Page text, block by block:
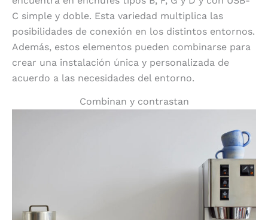
C simple y doble. Esta variedad multiplica las
posibilidades de conexión en los distintos entornos.
Además, estos elementos pueden combinarse para
crear una instalación única y personalizada de
acuerdo a las necesidades del entorno.
Combinan y contrastan